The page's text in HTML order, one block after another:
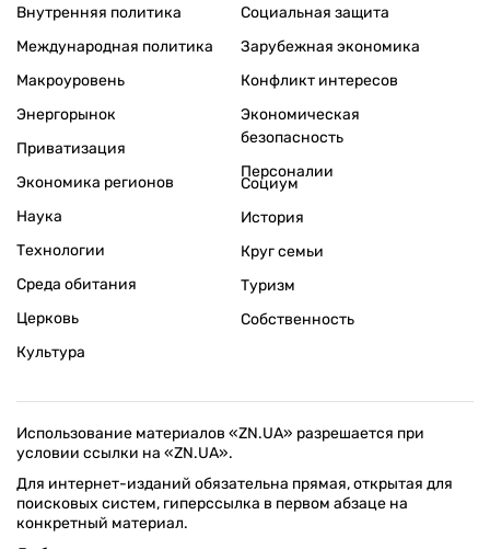
Внутренняя политика
Международная политика
Макроуровень
Энергорынок
Приватизация
Экономика регионов
Социальная защита
Зарубежная экономика
Конфликт интересов
Экономическая
безопасность
Персоналии
Наука
Технологии
Среда обитания
Церковь
Культура
Социум
История
Круг семьи
Туризм
Собственность
Использование материалов «ZN.UA» разрешается при
условии ссылки на «ZN.UA».
Для интернет-изданий обязательна прямая, открытая для
поисковых систем, гиперссылка в первом абзаце на
конкретный материал.